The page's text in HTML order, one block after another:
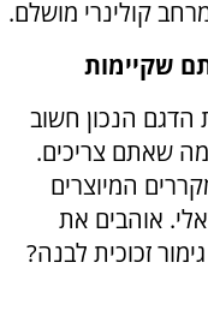
קולינרי מושלם.
שקיימות
הדגם הנכון חשוב
שאתם צריכים.
ליין של למעלה מ- 130 מקררים המיוצרים
אוהבים את
גימור זכוכית לבנה?